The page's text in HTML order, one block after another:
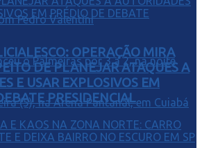
Pedro Valentini
OPERAÇÃO MIRA
DE PLANEJAR ATAQUES A
E USAR EXPLOSIVOS EM
PRESIDENCIAL